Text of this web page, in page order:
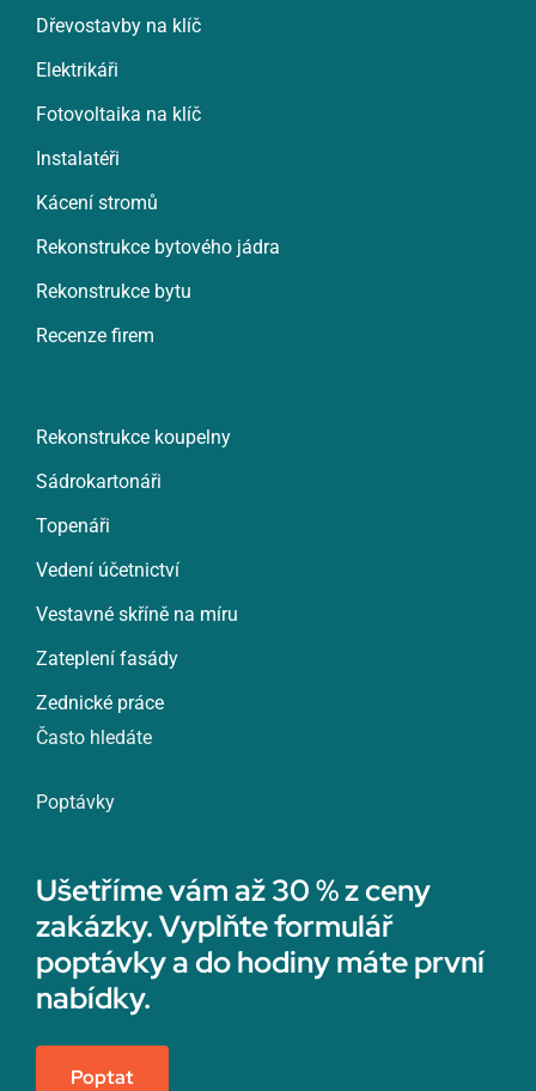
Dřevostavby na klíč
Elektrikáři
Fotovoltaika na klíč
Instalatéři
Kácení stromů
Rekonstrukce bytového jádra
Rekonstrukce bytu
Recenze firem
Rekonstrukce koupelny
Sádrokartonáři
Topenáři
Vedení účetnictví
Vestavné skříně na míru
Zateplení fasády
Zednické práce
Často hledáte
Poptávky
Ušetříme vám až 30 % z ceny
zakázky. Vyplňte formulář
poptávky a do hodiny máte první
nabídky.
Poptat